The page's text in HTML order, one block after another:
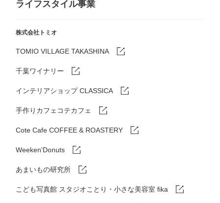
ライフスタイル事業
株式会社トミオ
TOMIO VILLAGE TAKASHINA
千葉ワイナリー
インテリアショップ CLASSICA
手作りカフェコテカフェ
Cote Cafe COFFEE & ROASTERY
Weeken'Donuts
あまいもの研究所
こども写真館 スタジオことり・小さな美容室 fika